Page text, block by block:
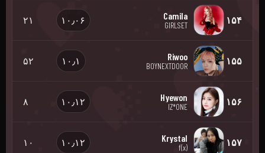
۱۵۴ Camila
GIRLSET ۱۰٫۰۶ ۲۱
۱۵۵ Riwoo
BOYNEXTDOOR ۱۰٫۱ ۵۲
۱۵۶ Hyewon
IZ*ONE ۱۰٫۱۲ ۸
۱۵۷ Krystal
f(x) ۱۰٫۱۲ ۱۰